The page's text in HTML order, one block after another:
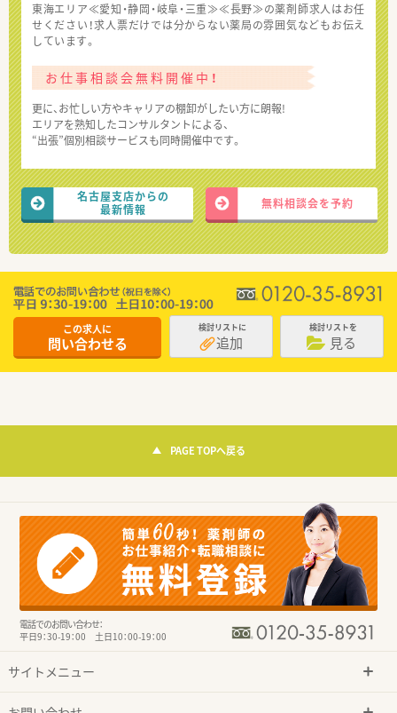
東海エリア≪愛知・静岡・岐阜・三重≫≪長野≫の薬剤師求人はお任
せください！求人票だけでは分からない薬局の雰囲気などもお伝え
しています。
お仕事相談会無料開催中！
更に、お忙しい方やキャリアの棚卸がしたい方に朗報!
エリアを熟知したコンサルタントによる、
“出張”個別相談サービスも同時開催中です。
名古屋支店からの
最新情報
無料相談会を予約
この求人に
問い合わせる
検討リストに
追加
検討リストを
見る
PAGE TOPへ戻る
電話でのお問い合わせ：
平日9：30-19：00 土日10：00-19：00
サイトメニュー